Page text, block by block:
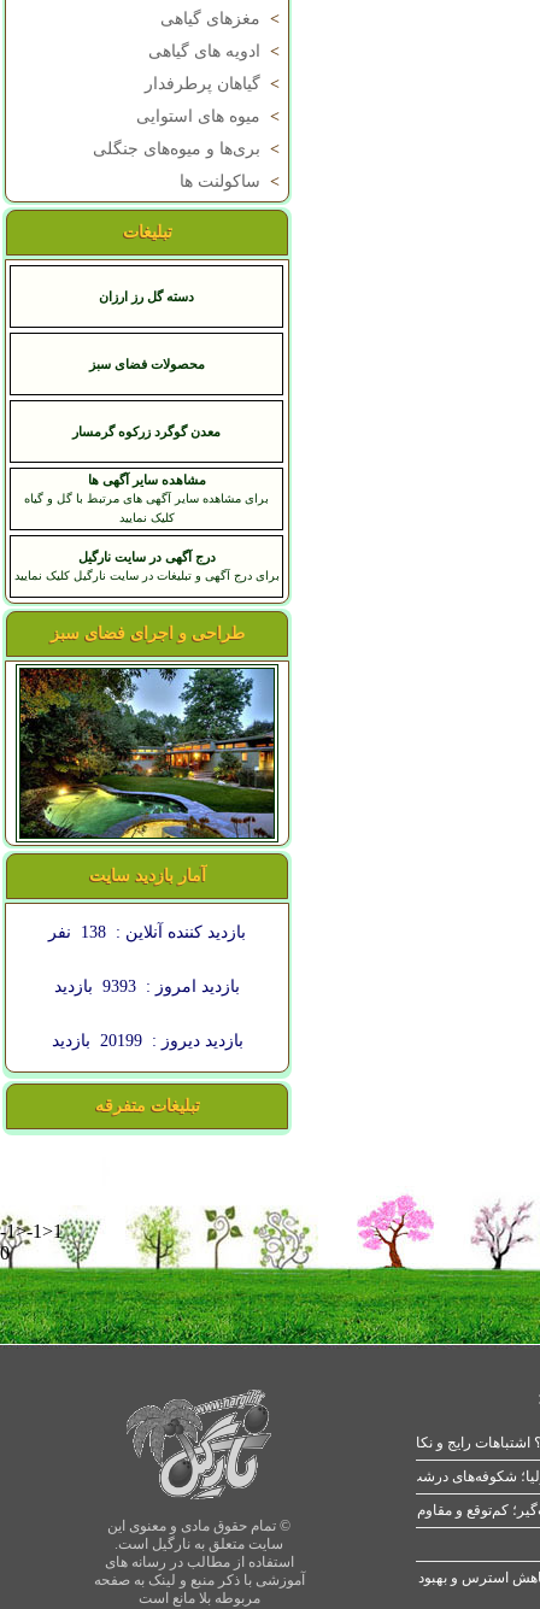
> مغزهای گیاهی
>
ادویه های گیاهی
> گیاهان پرطرفدار
> میوه های استوایی
> بری‌ها و میوه‌های جنگلی
> ساکولنت ها
تبلیغات
دسته گل رز ارزان
محصولات فضای سبز
معدن گوگرد زرکوه گرمسار
مشاهده سایر آگهی ها
برای مشاهده سایر آگهی های مرتبط با گل و گیاه
کلیک نمایید
درج آگهی در سایت نارگیل
برای درج آگهی و تبلیغات در سایت نارگیل کلیک نمایید
طراحی و اجرای فضای سبز
آمار بازدید سایت
بازدید کننده آنلاین : 138 نفر
بازدید امروز : 9393 بازدید
بازدید دیروز : 20199 بازدید
تبلیغات متفرقه
-1>-1>1
0
© تمام حقوق مادی و معنوی این
سایت متعلق به نارگیل است.
استفاده از مطالب در رسانه های
آموزشی با ذکر منبع و لینک به صفحه
مربوطه بلا مانع است
رایج و نکات طلایی
شکوفه‌های درشت در بهار